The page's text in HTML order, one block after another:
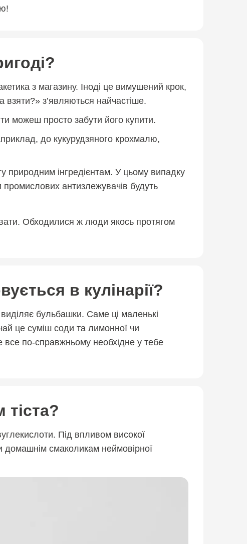
з магазину. Іноді це вимушений крок,
взяти?» з’являються найчастіше.
ти можеш просто забути його купити.
до кукурудзяного крохмалю,
природним інгредієнтам. У цьому випадку
промислових антизлежувачів будуть
Обходилися ж люди якось протягом
в кулінарії?
бульбашки. Саме ці маленькі
це суміш соди та лимонної чи
все по-справжньому необхідне у тебе
Під впливом високої
домашнім смаколикам неймовірної